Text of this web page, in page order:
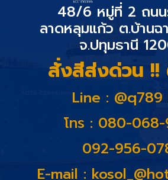
48/6 หมู่ที่ 2 ถน
ลาดหลุมแก้ว ต.บ้านฉ
จ.ปทุมธานี
สั่งสีส่งด่วน
Line : @q789
โทร : 080-
092-956-
E-mail :